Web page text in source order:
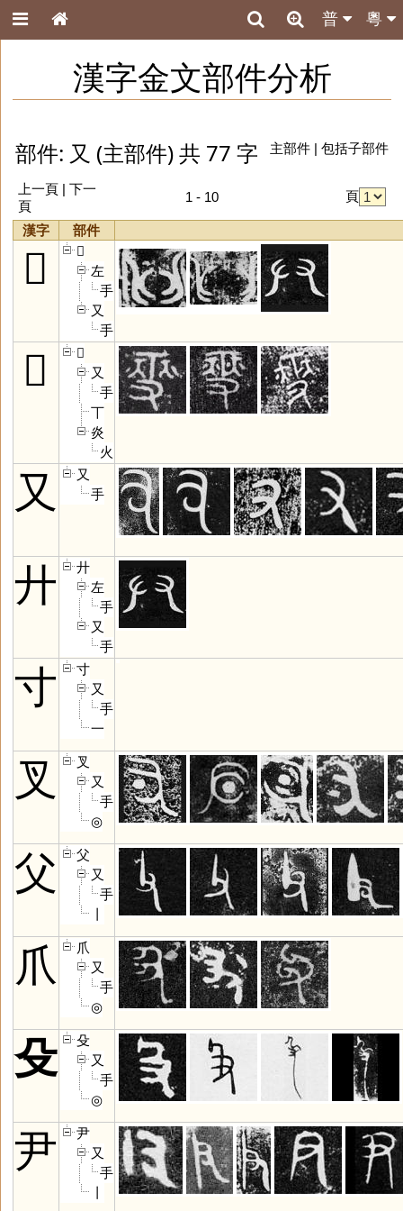
粵
普
漢字金文部件分析
部件: 又 (主部件) 共 77 字 主部件| 包括子部件
上一頁 | 下一
頁
1 - 10 頁
漢字 部件
𠬞
𠬞
左
手
又
手
𤏻
𤏻
又
手
丅
炎
火
又
又
手
廾
廾
左
手
又
手
寸
寸
又
手
一
叉
叉
又
手
◎
父
父
又
手
爪
爪
又
手
◎
殳
殳
又
手
◎
尹
尹
又
手